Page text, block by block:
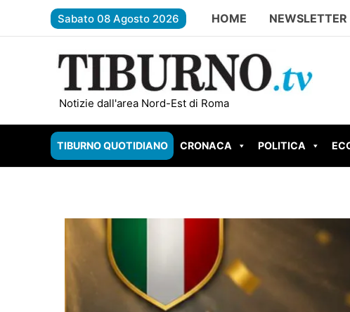
Sabato 08 Agosto 2026 HOME NEWSLETTER
Notizie dall'area Nord-Est di Roma
– Torna la Festa Patronale di San Lorenzo ROMA EST – Il
TIBURNO QUOTIDIANO CRONACA POLITICA